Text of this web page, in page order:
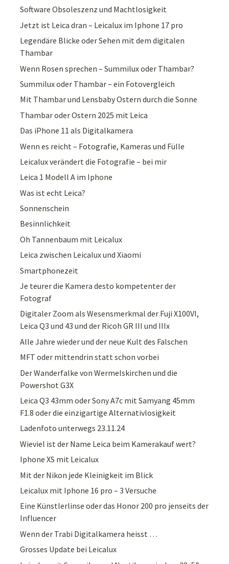
Software Obsoleszenz und Machtlosigkeit
Jetzt ist Leica dran – Leicalux im Iphone 17 pro
Legendäre Blicke oder Sehen mit dem digitalen
Thambar
Wenn Rosen sprechen – Summilux oder Thambar?
Summilux oder Thambar – ein Fotovergleich
Mit Thambar und Lensbaby Ostern durch die Sonne
Thambar oder Ostern 2025 mit Leica
Das iPhone 11 als Digitalkamera
Wenn es reicht – Fotografie, Kameras und Fülle
Leicalux verändert die Fotografie – bei mir
Leica 1 Modell A im Iphone
Was ist echt Leica?
Sonnenschein
Besinnlichkeit
Oh Tannenbaum mit Leicalux
Leica zwischen Leicalux und Xiaomi
Smartphonezeit
Je teurer die Kamera desto kompetenter der
Fotograf
Digitaler Zoom als Wesensmerkmal der Fuji X100VI,
Leica Q3 und 43 und der Ricoh GR III und IIIx
Alle Jahre wieder und der neue Kult des Falschen
MFT oder mittendrin statt schon vorbei
Der Wanderfalke von Wermelskirchen und die
Powershot G3X
Leica Q3 43mm oder Sony A7c mit Samyang 45mm
F1.8 oder die einzigartige Alternativlosigkeit
Ladenfoto unterwegs 23.11.24
Wieviel ist der Name Leica beim Kamerakauf wert?
Iphone XS mit Leicalux
Mit der Nikon jede Kleinigkeit im Blick
Leicalux mit Iphone 16 pro – 3 Versuche
Eine Künstlerlinse oder das Honor 200 pro jenseits der
Influencer
Wenn der Trabi Digitalkamera heisst …
Grosses Update bei Leicalux